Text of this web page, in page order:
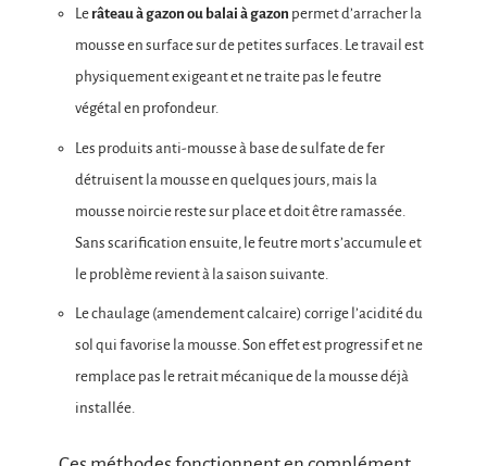
Le râteau à gazon ou balai à gazon permet d’arracher la
mousse en surface sur de petites surfaces. Le travail est
physiquement exigeant et ne traite pas le feutre
végétal en profondeur.
Les produits anti-mousse à base de sulfate de fer
détruisent la mousse en quelques jours, mais la
mousse noircie reste sur place et doit être ramassée.
Sans scarification ensuite, le feutre mort s’accumule et
le problème revient à la saison suivante.
Le chaulage (amendement calcaire) corrige l’acidité du
sol qui favorise la mousse. Son effet est progressif et ne
remplace pas le retrait mécanique de la mousse déjà
installée.